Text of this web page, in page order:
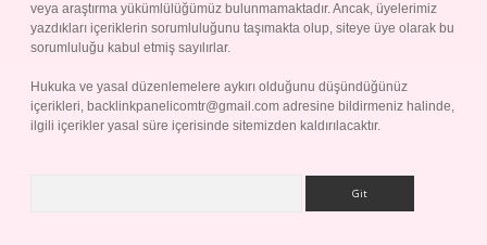
veya araştırma yükümlülüğümüz bulunmamaktadır. Ancak, üyelerimiz
yazdıkları içeriklerin sorumluluğunu taşımakta olup, siteye üye olarak bu
sorumluluğu kabul etmiş sayılırlar.
Hukuka ve yasal düzenlemelere aykırı olduğunu düşündüğünüz
içerikleri, backlinkpanelicomtr@gmail.com adresine bildirmeniz halinde,
ilgili içerikler yasal süre içerisinde sitemizden kaldırılacaktır.